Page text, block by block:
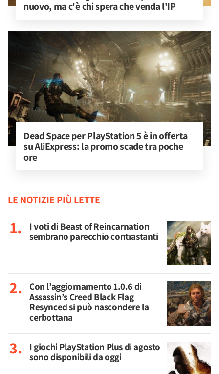
nuovo, ma c'è chi spera che venda l'IP
Dead Space per PlayStation 5 è in offerta
su AliExpress: la promo scade tra poche
ore
LE NOTIZIE PIÙ LETTE
I voti di Beast of Reincarnation
sembrano parecchio contrastanti
Con l’aggiornamento 1.0.6 di
Assassin’s Creed Black Flag
Resynced si può nascondere la
cerbottana
I giochi PlayStation Plus di agosto
sono disponibili da oggi